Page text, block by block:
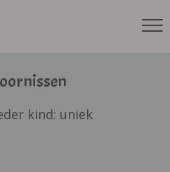
kind: uniek